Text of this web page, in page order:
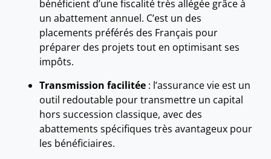
bénéficient d’une fiscalité très allégée grâce à
un abattement annuel. C’est un des
placements préférés des Français pour
préparer des projets tout en optimisant ses
impôts.
Transmission facilitée : l’assurance vie est un
outil redoutable pour transmettre un capital
hors succession classique, avec des
abattements spécifiques très avantageux pour
les bénéficiaires.